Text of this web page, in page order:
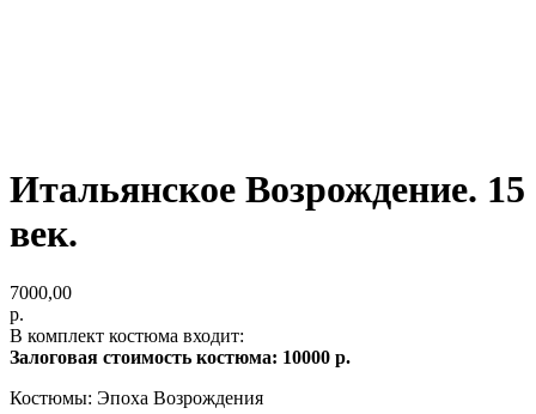
Итальянское Возрождение. 15
век.
7000,00
р.
В комплект костюма входит:
Залоговая стоимость костюма: 10000 р.
Костюмы: Эпоха Возрождения